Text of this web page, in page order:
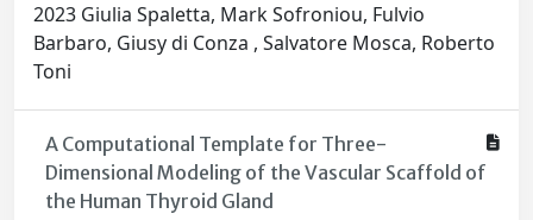
2023 Giulia Spaletta, Mark Sofroniou, Fulvio
Barbaro, Giusy di Conza , Salvatore Mosca, Roberto
Toni
A Computational Template for Three-
Dimensional Modeling of the Vascular Scaffold of
the Human Thyroid Gland